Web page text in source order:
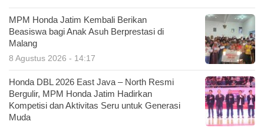
MPM Honda Jatim Kembali Berikan
Beasiswa bagi Anak Asuh Berprestasi di
Malang
8 Agustus 2026 - 14:17
Honda DBL 2026 East Java – North Resmi
Bergulir, MPM Honda Jatim Hadirkan
Kompetisi dan Aktivitas Seru untuk Generasi
Muda